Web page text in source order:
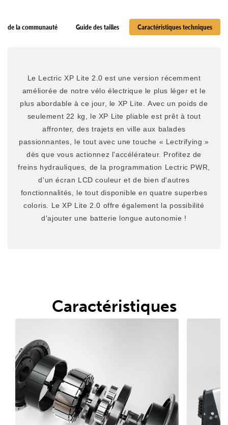
de la communauté Guide des tailles Caractéristiques techniques
Le Lectric XP Lite 2.0 est une version récemment
améliorée de notre vélo électrique le plus léger et le
plus abordable à ce jour, le XP Lite. Avec un poids de
seulement 22 kg, le XP Lite pliable est prêt à tout
affronter, des trajets en ville aux balades
passionnantes, le tout avec une touche « Lectrifying »
dès que vous actionnez l'accélérateur. Profitez de
freins hydrauliques, de la programmation Lectric PWR,
d'un écran LCD couleur et de bien d'autres
fonctionnalités, le tout disponible en quatre superbes
coloris. Le XP Lite 2.0 offre également la possibilité
d'ajouter une batterie longue autonomie !
Caractéristiques